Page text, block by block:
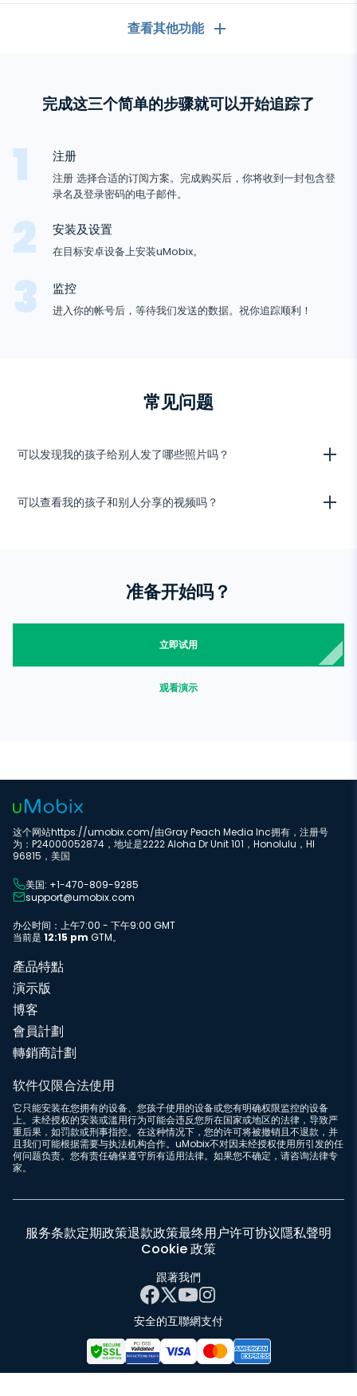
安
卓
踪
器
查看其他功能
通话记录
短信
鍵盤記錄器
設備信息
聊天应用
WhatsApp
Facebook Messenger
Zoom
Viber
Telegram
Line
社交媒体
社交媒体
Facebook
Snapchat
照片和视频跟踪器
互联网
瀏覽器歷史
完成这三个简单的步骤就可以开始追踪了
注册
注册 选择合适的订阅方案。完成购买后，你将收到一封包含登
录名及登录密码的电子邮件。
安装及设置
在目标安卓设备上安装uMobix。
监控
进入你的帐号后，等待我们发送的数据。祝你追踪顺利！
常见问题
可以发现我的孩子给别人发了哪些照片吗？
这个可惜不行。图库只显示存储在您孩子设备上的照片，并带有文件名和
时间戳。可是，通过我们的青少年手机监控功能，你可以访问社交媒体应
可以查看我的孩子和别人分享的视频吗？
准备开始吗？
立即试用
观看演示
这个网站https://umobix.com/由Gray Peach Media Inc拥有，注册号
为：P24000052874，地址是2222 Aloha Dr Unit 101，Honolulu，HI
96815，美国
美国: +1-470-809-9285
support@umobix.com
办公时间：上午7:00 - 下午9:00 GMT
当前是 12:15 pm GTM。
產品特點
演示版
博客
會員計劃
轉銷商計劃
软件仅限合法使用
它只能安装在您拥有的设备、您孩子使用的设备或您有明确权限监控的设备
上。未经授权的安装或滥用行为可能会违反您所在国家或地区的法律，导致严
重后果，如罚款或刑事指控。在这种情况下，您的许可将被撤销且不退款，并
且我们可能根据需要与执法机构合作。uMobix不对因未经授权使用所引发的任
何问题负责。您有责任确保遵守所有适用法律。如果您不确定，请咨询法律专
家。
服务条款定期政策退款政策最终用户许可协议隱私聲明
Cookie 政策
跟著我們
安全的互聯網支付